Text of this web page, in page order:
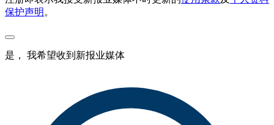
保护声明 。
是， 我希望收到新报业媒体